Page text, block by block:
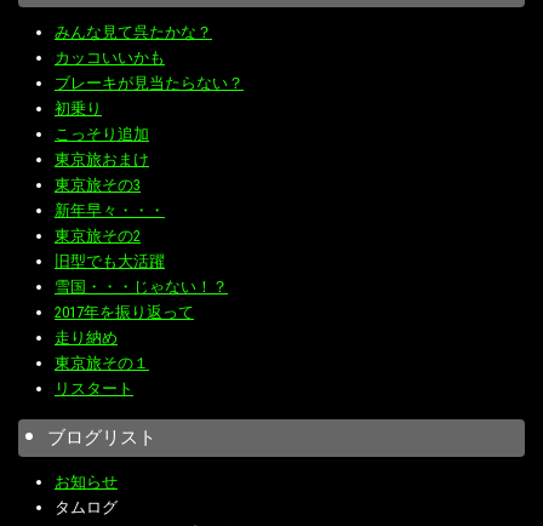
みんな見て呉たかな？
カッコいいかも
ブレーキが見当たらない？
初乗り
こっそり追加
東京旅おまけ
東京旅その3
新年早々・・・
東京旅その2
旧型でも大活躍
雪国・・・じゃない！？
2017年を振り返って
走り納め
東京旅その１
リスタート
ブログリスト
お知らせ
タムログ